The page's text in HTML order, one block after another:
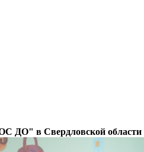
ДО" в Свердловской области